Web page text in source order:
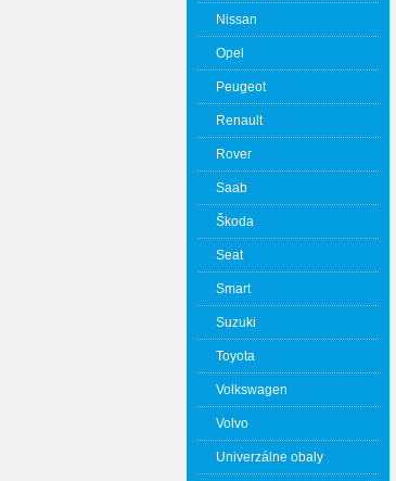
Nissan
Opel
Peugeot
Renault
Rover
Saab
Škoda
Seat
Smart
Suzuki
Toyota
Volkswagen
Volvo
Univerzálne obaly